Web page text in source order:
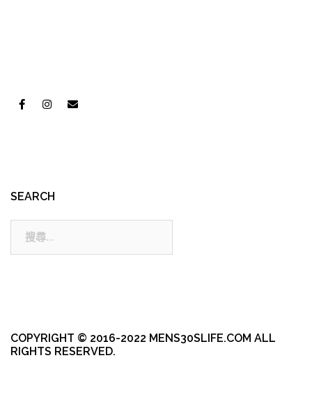
SEARCH
COPYRIGHT © 2016-2022 MENS30SLIFE.COM ALL
RIGHTS RESERVED.